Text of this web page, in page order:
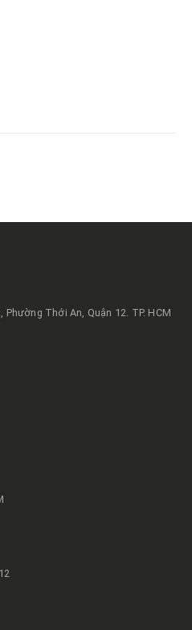
Thới An, Quận 12. TP. HCM